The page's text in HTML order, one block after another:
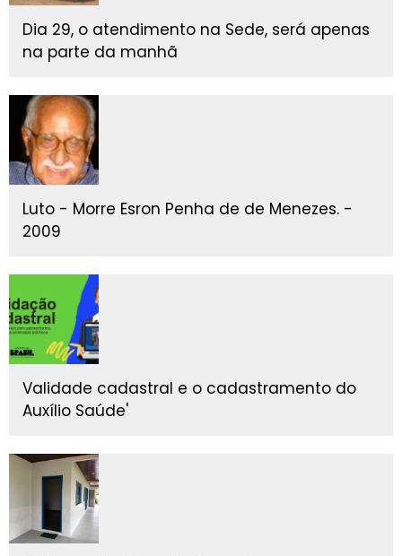
Dia 29, o atendimento na Sede, será apenas
na parte da manhã
Luto - Morre Esron Penha de de Menezes. -
2009
Validade cadastral e o cadastramento do
Auxílio Saúde'